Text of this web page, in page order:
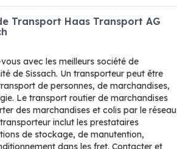
Transport Haas Transport AG
avec les meilleurs société de
de Sissach. Un transporteur peut être
de personnes, de marchandises,
Le transport routier de marchandises
des marchandises et colis par le réseau
inclut les prestataires
de stockage, de manutention,
dans les fret. Contacter et